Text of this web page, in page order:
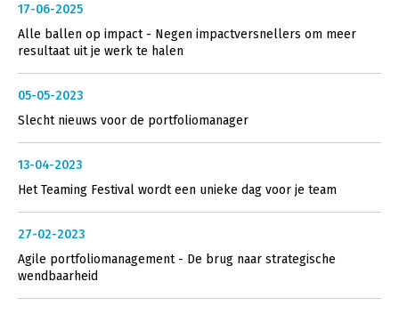
17-06-2025
Alle ballen op impact - Negen impactversnellers om meer
resultaat uit je werk te halen
05-05-2023
Slecht nieuws voor de portfoliomanager
13-04-2023
Het Teaming Festival wordt een unieke dag voor je team
27-02-2023
Agile portfoliomanagement - De brug naar strategische
wendbaarheid